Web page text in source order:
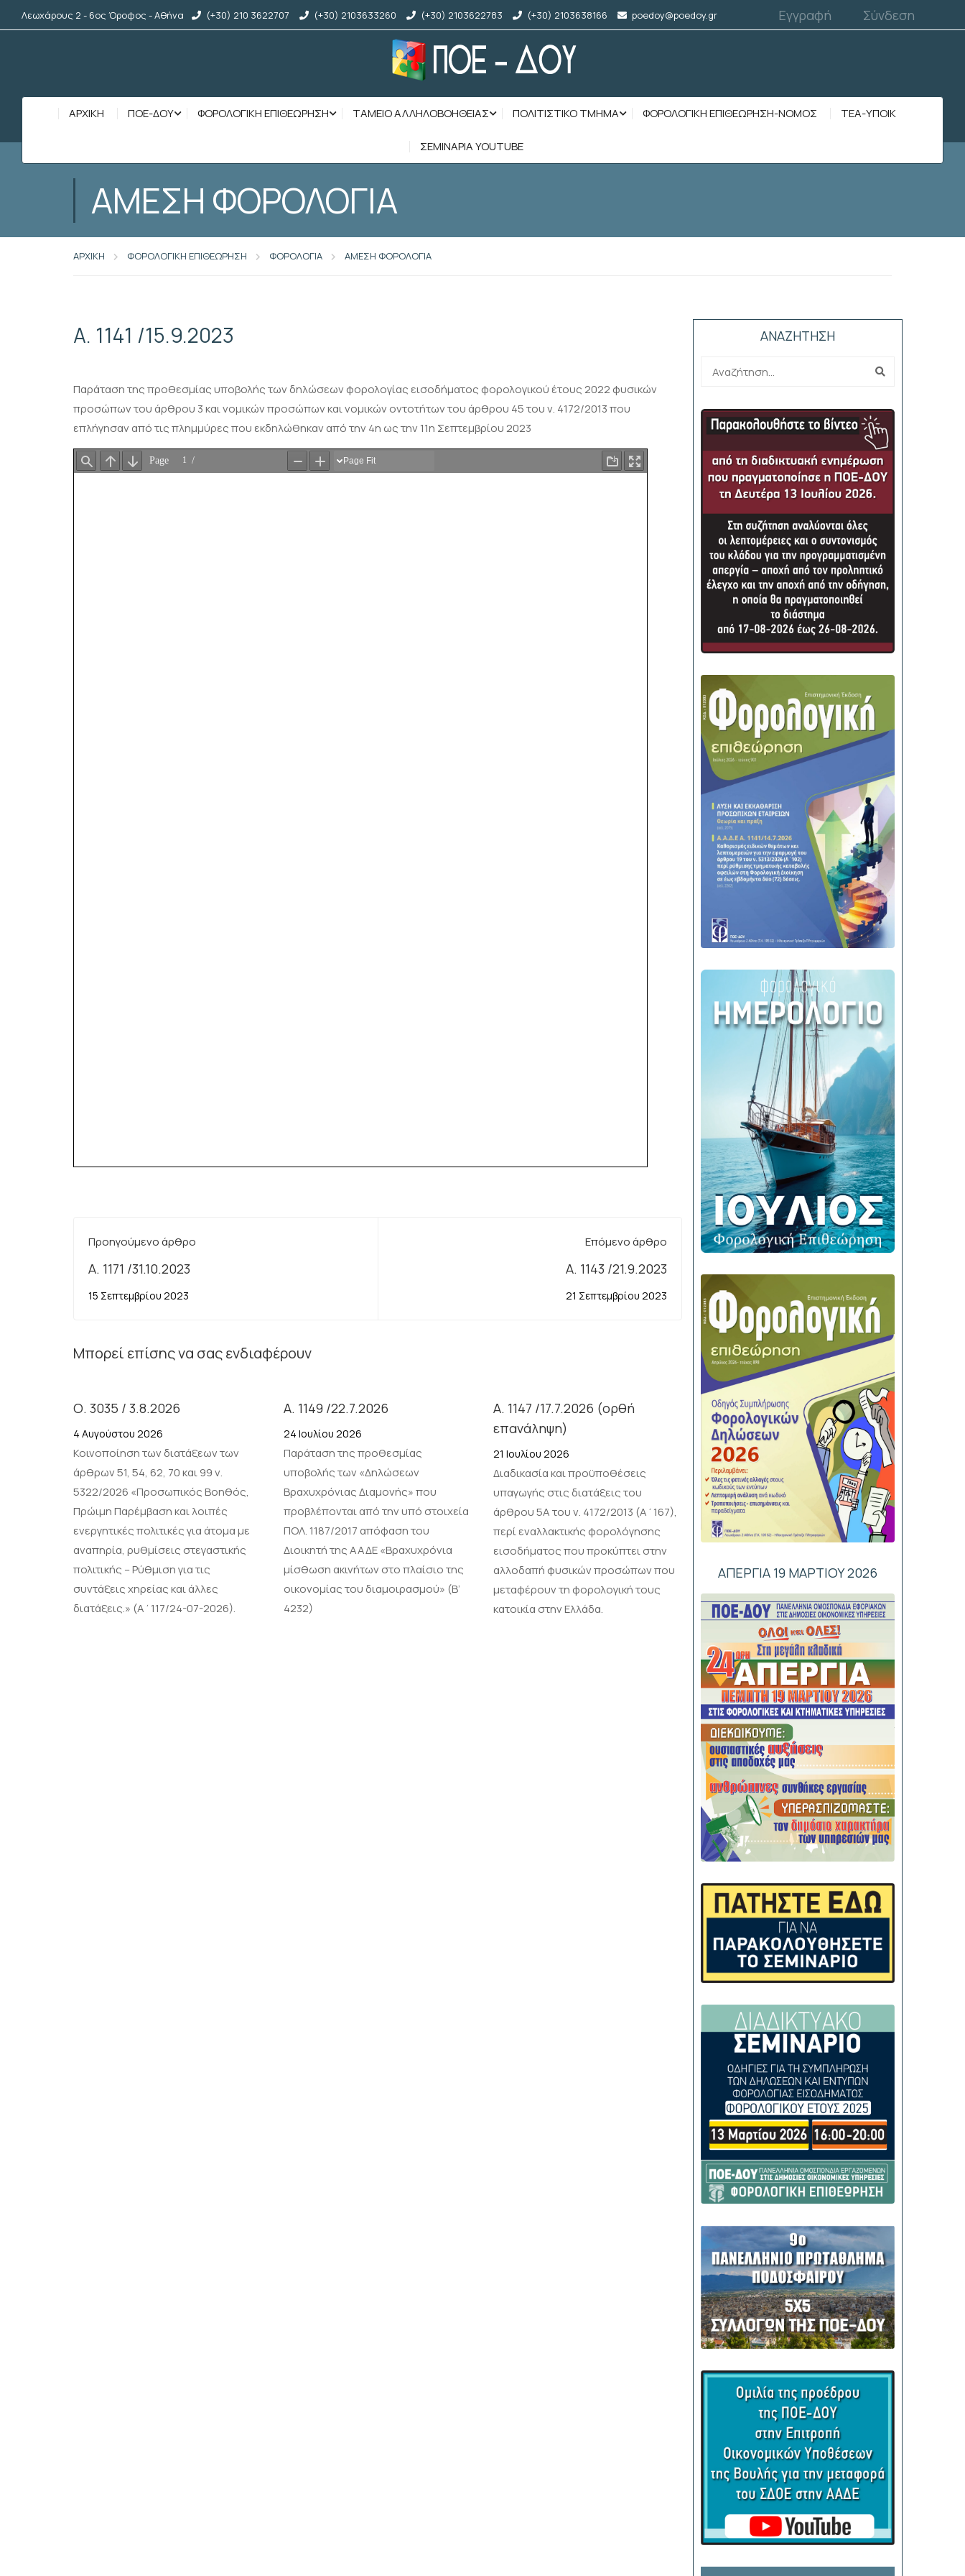
Λεωχάρους 2 - 6ος Όροφος - Αθήνα (+30) 210 3622707 (+30) 2103633260 (+30) 2103622783 (+30) 2103638166 poedoy@poedoy.gr Εγγραφή Σύνδεση
ΑΡΧΙΚΉ ΠΟΕ-ΔΟΥ ΦΟΡΟΛΟΓΙΚΗ ΕΠΙΘΕΩΡΗΣΗ ΤΑΜΕΙΟ ΑΛΛΗΛΟΒΟΗΘΕΙΑΣ ΠΟΛΙΤΙΣΤΙΚΟ ΤΜΗΜΑ ΦΟΡΟΛΟΓΙΚΗ ΕΠΙΘΕΩΡΗΣΗ-ΝΟΜΟΣ ΤΕΑ-ΥΠΟΙΚ
ΣΕΜΙΝΑΡΙΑ YOUTUBE
ΑΜΕΣΗ ΦΟΡΟΛΟΓΙΑ
ΑΡΧΙΚΗ ΦΟΡΟΛΟΓΙΚΗ ΕΠΙΘΕΩΡΗΣΗ ΦΟΡΟΛΟΓΙΑ ΑΜΕΣΗ ΦΟΡΟΛΟΓΙΑ
Α. 1141 /15.9.2023
Παράταση της προθεσμίας υποβολής των δηλώσεων φορολογίας εισοδήματος φορολογικού έτους 2022 φυσικών
προσώπων του άρθρου 3 και νομικών προσώπων και νομικών οντοτήτων του άρθρου 45 του ν. 4172/2013 που
επλήγησαν από τις πλημμύρες που εκδηλώθηκαν από την 4η ως την 11η Σεπτεμβρίου 2023
Προηγούμενο άρθρο
Α. 1171 /31.10.2023
15 Σεπτεμβρίου 2023
Επόμενο άρθρο
Α. 1143 /21.9.2023
21 Σεπτεμβρίου 2023
Μπορεί επίσης να σας ενδιαφέρουν
Ο. 3035 / 3.8.2026
4 Αυγούστου 2026
Κοινοποίηση των διατάξεων των
άρθρων 51, 54, 62, 70 και 99 ν.
5322/2026 «Προσωπικός Βοηθός,
Πρώιμη Παρέμβαση και λοιπές
ενεργητικές πολιτικές για άτομα με
αναπηρία, ρυθμίσεις στεγαστικής
πολιτικής – Ρύθμιση για τις
συντάξεις χηρείας και άλλες
διατάξεις.» (Α΄117/24-07-2026).
Α. 1149 /22.7.2026
24 Ιουλίου 2026
Παράταση της προθεσμίας
υποβολής των «Δηλώσεων
Βραχυχρόνιας Διαμονής» που
προβλέπονται από την υπό στοιχεία
ΠΟΛ. 1187/2017 απόφαση του
Διοικητή της ΑΑΔΕ «Βραχυχρόνια
μίσθωση ακινήτων στο πλαίσιο της
οικονομίας του διαμοιρασμού» (Β’
4232)
Α. 1147 /17.7.2026 (ορθή
επανάληψη)
21 Ιουλίου 2026
Διαδικασία και προϋποθέσεις
υπαγωγής στις διατάξεις του
άρθρου 5Α του ν. 4172/2013 (Α΄167),
περί εναλλακτικής φορολόγησης
εισοδήματος που προκύπτει στην
αλλοδαπή φυσικών προσώπων που
μεταφέρουν τη φορολογική τους
κατοικία στην Ελλάδα.
ΑΝΑΖΗΤΗΣΗ
ΑΠΕΡΓΙΑ 19 ΜΑΡΤΙΟΥ 2026